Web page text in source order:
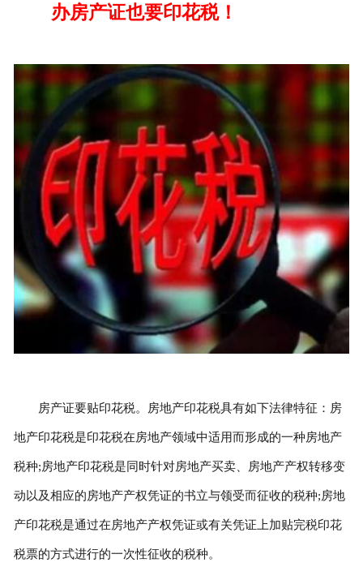
办房产证也要印花税！
房产证要贴印花税。房地产印花税具有如下法律特征：房
地产印花税是印花税在房地产领域中适用而形成的一种房地产
税种;房地产印花税是同时针对房地产买卖、房地产产权转移变
动以及相应的房地产产权凭证的书立与领受而征收的税种;房地
产印花税是通过在房地产产权凭证或有关凭证上加贴完税印花
税票的方式进行的一次性征收的税种。